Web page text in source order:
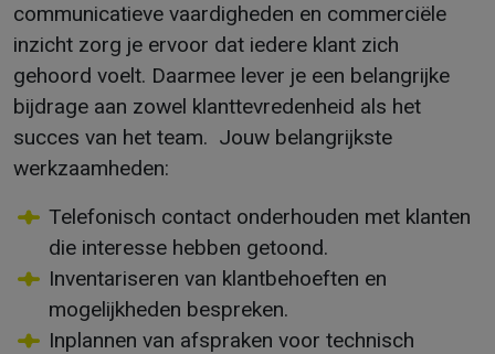
communicatieve vaardigheden en commerciële
inzicht zorg je ervoor dat iedere klant zich
gehoord voelt. Daarmee lever je een belangrijke
bijdrage aan zowel klanttevredenheid als het
succes van het team. Jouw belangrijkste
werkzaamheden:
Telefonisch contact onderhouden met klanten
die interesse hebben getoond.
Inventariseren van klantbehoeften en
mogelijkheden bespreken.
Inplannen van afspraken voor technisch